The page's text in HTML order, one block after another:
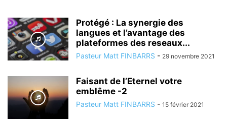
Protégé : La synergie des
langues et l’avantage des
plateformes des reseaux...
Pasteur Matt FINBARRS - 29 novembre 2021
Faisant de l’Eternel votre
emblême -2
Pasteur Matt FINBARRS - 15 février 2021